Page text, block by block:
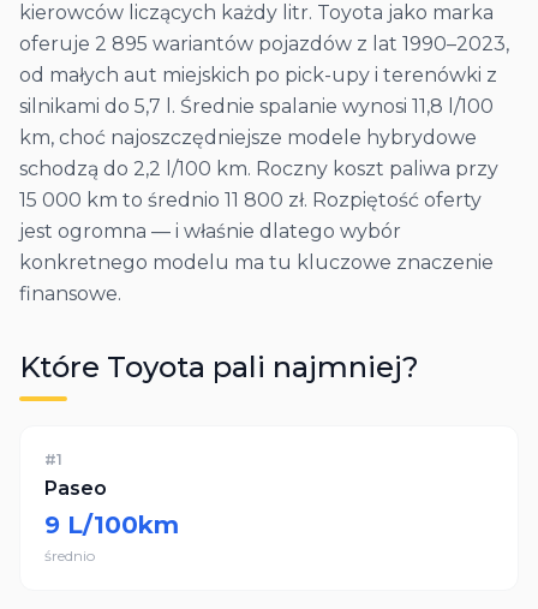
kierowców liczących każdy litr. Toyota jako marka
oferuje 2 895 wariantów pojazdów z lat 1990–2023,
od małych aut miejskich po pick-upy i terenówki z
silnikami do 5,7 l. Średnie spalanie wynosi 11,8 l/100
km, choć najoszczędniejsze modele hybrydowe
schodzą do 2,2 l/100 km. Roczny koszt paliwa przy
15 000 km to średnio 11 800 zł. Rozpiętość oferty
jest ogromna — i właśnie dlatego wybór
konkretnego modelu ma tu kluczowe znaczenie
finansowe.
Które Toyota pali najmniej?
#1
Paseo
9 L/100km
średnio